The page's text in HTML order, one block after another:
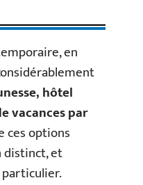
en
hôtel
vacances par
ces options
distinct, et